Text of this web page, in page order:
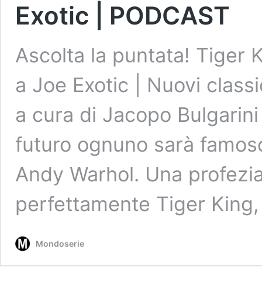
Exotic | PODCAST
Ascolta la puntata! Tiger
a Joe Exotic | Nuovi
a cura di Jacopo Bulgarini
futuro ognuno sarà
Andy Warhol. Una
perfettamente Tiger
Mondoserie